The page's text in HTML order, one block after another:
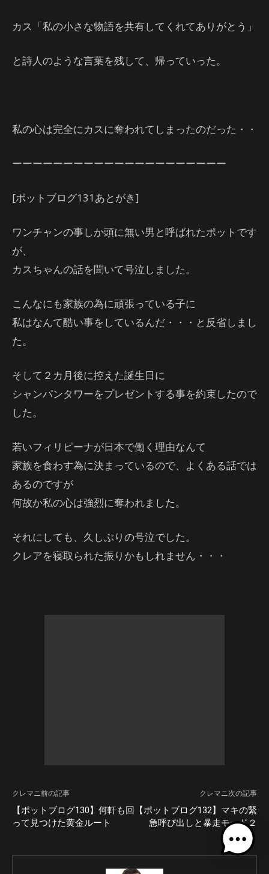
カス「私の小さな物語を共有してくれてありがとう」
と詩人のような言葉を残して、帰っていった。
私の心は完全にカスに奪われてしまったのだった・・
ーーーーーーーーーーーーーーーーーーーーー
[ポットブログ131あとがき]
ワンチャンの事しか頭に無い男と呼ばれたポットです
が、
カスちゃんの話を聞いて号泣しました。
こんなにも家族の為に頑張っている子に
私はなんて酷い事をしているんだ・・・と反省しまし
た。
そして２カ月後に控えた誕生日に
シャンパンタワーをプレゼントする事を約束したので
した。
若いフィリピーナが日本で働く理由なんて
家族を食わす為に決まっているので、よくある話では
あるのですが
何故か私の心は強烈に奪われました。
それにしても、久しぶりの号泣でした。
クレアを寝取られた振りかもしれません・・・
クレマニ前の記事
【ポットブログ130】何軒も回
って見つけた黄金ルート
クレマニ次の記事
【ポットブログ132】マキの緊
急呼び出しと暴走モード２